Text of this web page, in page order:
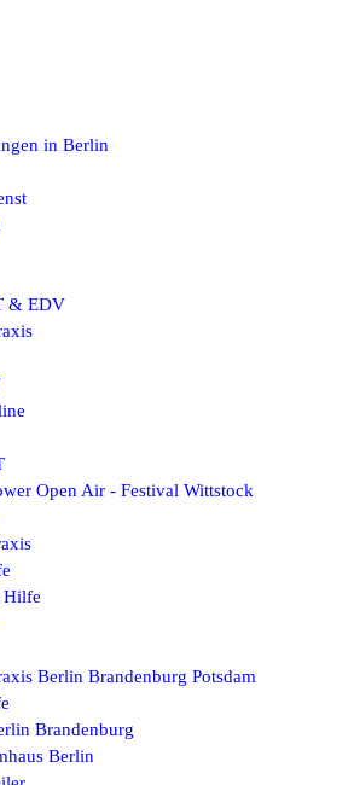
in Berlin
& EDV
Open Air - Festival Wittstock
Hilfe
Berlin Brandenburg Potsdam
Brandenburg
Berlin